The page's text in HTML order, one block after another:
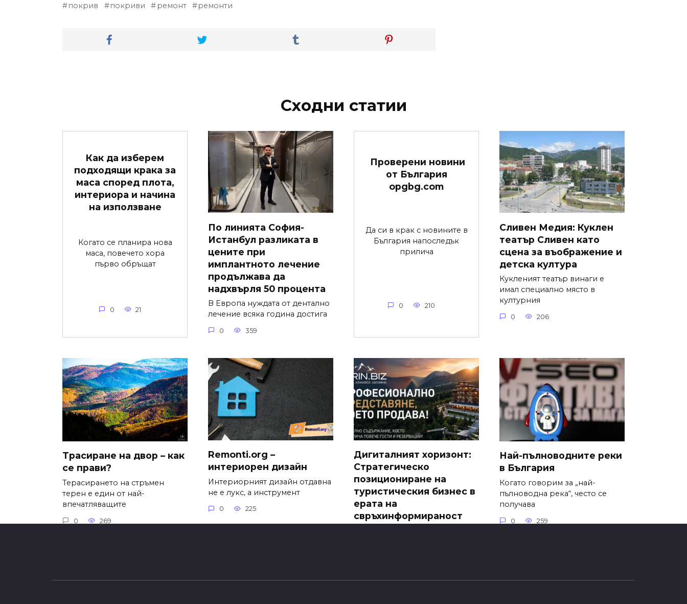
покрив покриви ремонт ремонти
Сходни статии
Как да изберем
подходящи крака за
маса според плота,
интериора и начина
на използване
Когато се планира нова
маса, повечето хора
първо обръщат
0 21
По линията София-
Истанбул разликата в
цените при
имплантното лечение
продължава да
надхвърля 50 процента
В Европа нуждата от дентално
лечение всяка година достига
0 359
Проверени новини
от България
opgbg.com
Да си в крак с новините в
България напоследък
прилича
0 210
Сливен Медия: Куклен
театър Сливен като
сцена за въображение и
детска култура
Кукленият театър винаги е
имал специално място в
културния
0 206
Трасиране на двор – как
се прави?
Терасирането на стръмен
терен е един от най-
впечатляващите
0 269
Remonti.org –
интериорен дизайн
Интериорният дизайн отдавна
не е лукс, а инструмент
0 225
Дигиталният хоризонт:
Стратегическо
позициониране на
туристическия бизнес в
ерата на
свръхинформираност
Най-пълноводните реки
в България
Когато говорим за „най-
пълноводна река“, често се
получава
0 259